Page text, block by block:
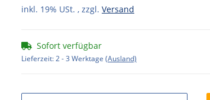
inkl. 19% USt. , zzgl. Versand
Sofort verfügbar
Lieferzeit:2 - 3 Werktage (Ausland)